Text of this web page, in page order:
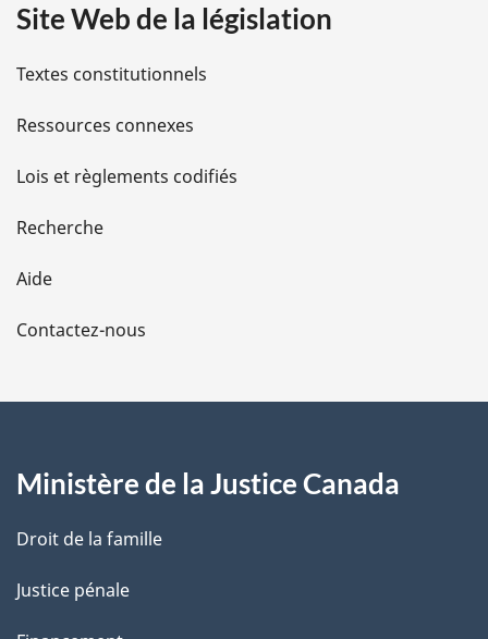
i
l
s
d
e
l
a
e
Site Web de la législation
Textes constitutionnels
Ressources connexes
Lois et règlements codifiés
Recherche
Aide
Contactez-nous
Ministère de la Justice Canada
Droit de la famille
Justice pénale